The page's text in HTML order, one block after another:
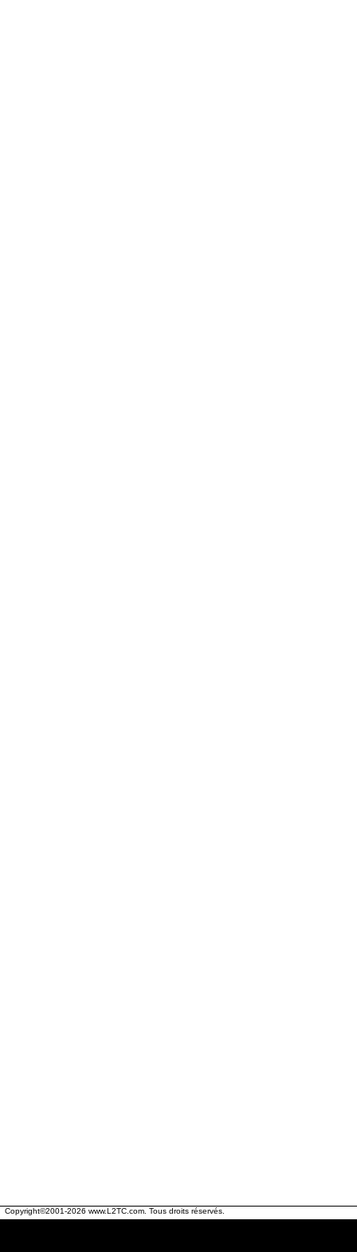
Copyright©2001-2026 www.L2TC.com . Tous droits réservés.